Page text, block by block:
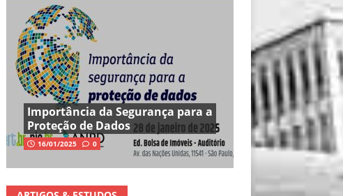
Importância da Segurança para a
Proteção de Dados
16/01/2025 0